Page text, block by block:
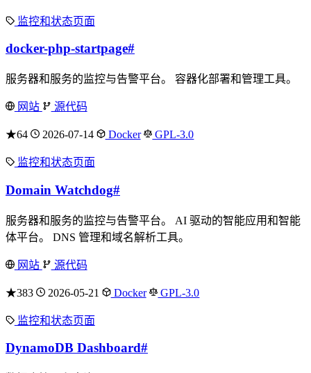
监控和状态页面
docker-php-startpage#
服务器和服务的监控与告警平台。 容器化部署和管理工具。
网站 源代码
★64 2026-07-14 Docker GPL-3.0
监控和状态页面
Domain Watchdog#
服务器和服务的监控与告警平台。 AI 驱动的智能应用和智能
体平台。 DNS 管理和域名解析工具。
网站 源代码
★383 2026-05-21 Docker GPL-3.0
监控和状态页面
DynamoDB Dashboard#